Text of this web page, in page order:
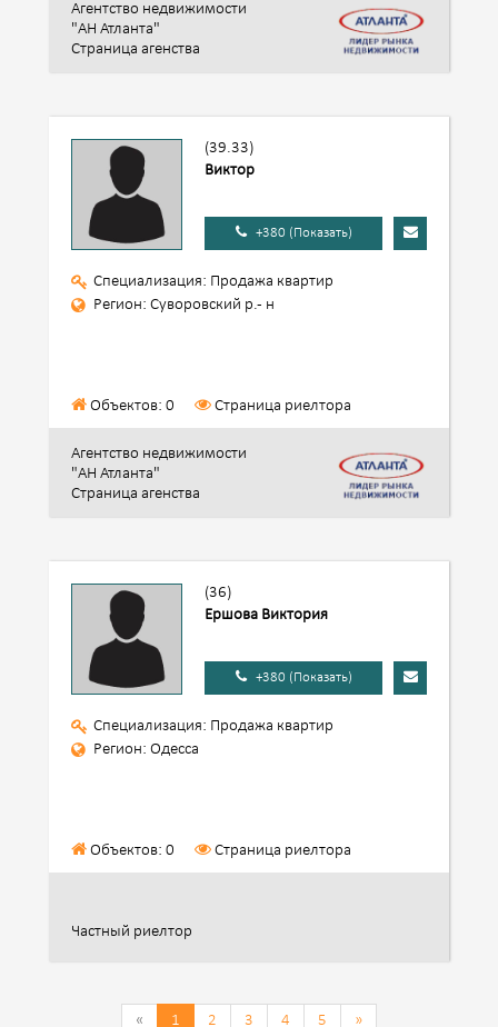
Агентство недвижимости
"АН Атланта"
Страница агенства
(39.33)
Виктор
+380 (Показать)
Специализация: Продажа квартир
Регион: Суворовский р.- н
Объектов: 0 Страница риелтора
Агентство недвижимости
"АН Атланта"
Страница агенства
(36)
Ершова Виктория
+380 (Показать)
Специализация: Продажа квартир
Регион: Одесса
Объектов: 0 Страница риелтора
Частный риелтор
« 1 2 3 4 5 »